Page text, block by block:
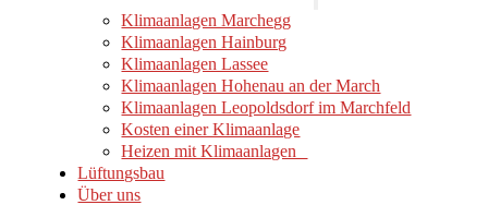
Klimaanlagen Marchegg
Klimaanlagen Hainburg
Klimaanlagen Lassee
Klimaanlagen Hohenau an der March
Klimaanlagen Leopoldsdorf im Marchfeld
Kosten einer Klimaanlage
Heizen mit Klimaanlagen
Lüftungsbau
Über uns